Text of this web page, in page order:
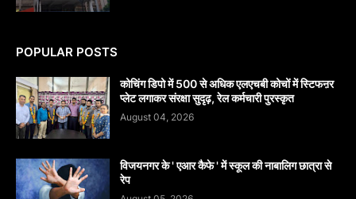
POPULAR POSTS
कोचिंग डिपो में 500 से अधिक एलएचबी कोचों में स्टिफऩर
प्लेट लगाकर संरक्षा सुदृढ़, रेल कर्मचारी पुरस्कृत
August 04, 2026
विजयनगर के ' एआर कैफे ' में स्कूल की नाबालिग छात्रा से
रेप